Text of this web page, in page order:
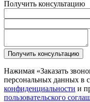
Получить консультацию
Нажимая «Заказать
персональных данных в
конфиденциальности и
пользовательского